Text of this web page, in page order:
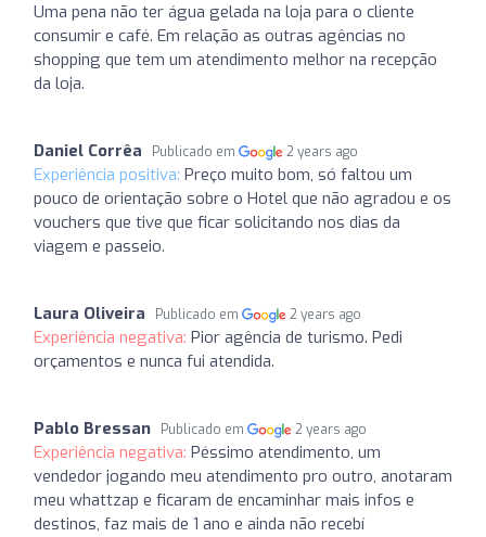
Uma pena não ter água gelada na loja para o cliente
consumir e café. Em relação as outras agências no
shopping que tem um atendimento melhor na recepção
da loja.
Daniel Corrêa Publicado em 2 years ago
Experiência positiva: Preço muito bom, só faltou um
pouco de orientação sobre o Hotel que não agradou e os
vouchers que tive que ficar solicitando nos dias da
viagem e passeio.
Laura Oliveira Publicado em 2 years ago
Experiência negativa: Pior agência de turismo. Pedi
orçamentos e nunca fui atendida.
Pablo Bressan Publicado em 2 years ago
Experiência negativa: Péssimo atendimento, um
vendedor jogando meu atendimento pro outro, anotaram
meu whattzap e ficaram de encaminhar mais infos e
destinos, faz mais de 1 ano e ainda não recebí